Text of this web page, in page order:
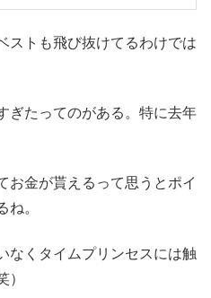
ストも飛び抜けてるわけでは
ぎたってのがある。特に去年
お金が貰えるって思うとポイ
ね。
なくタイムプリンセスには触
）